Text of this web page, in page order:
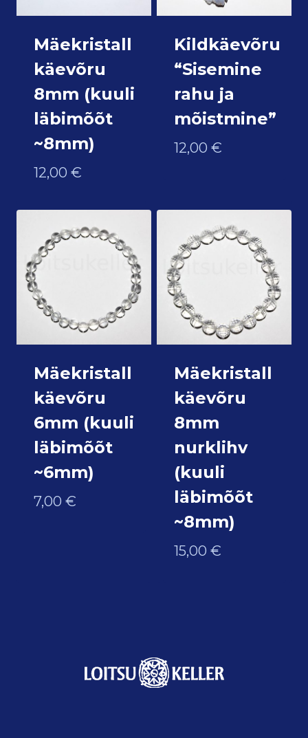
Mäekristall
käevõru
8mm (kuuli
läbimõõt
~8mm)
12,00 €
Kildkäevõru
“Sisemine
rahu ja
mõistmine”
12,00 €
Mäekristall
käevõru
6mm (kuuli
läbimõõt
~6mm)
7,00 €
Mäekristall
käevõru
8mm
nurklihv
(kuuli
läbimõõt
~8mm)
15,00 €